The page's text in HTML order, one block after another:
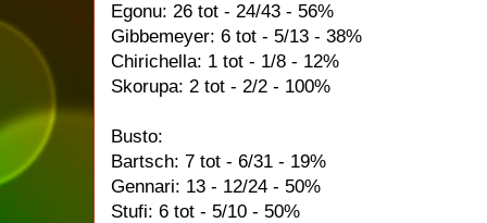
Egonu: 26 tot - 24/43 - 56%
Gibbemeyer: 6 tot - 5/13 - 38%
Chirichella: 1 tot - 1/8 - 12%
Skorupa: 2 tot - 2/2 - 100%
Busto:
Bartsch: 7 tot - 6/31 - 19%
Gennari: 13 - 12/24 - 50%
Stufi: 6 tot - 5/10 - 50%